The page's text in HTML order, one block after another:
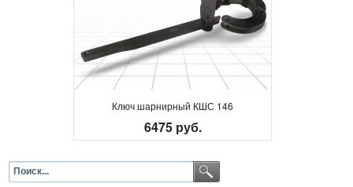
Ключ шарнирный КШС 146
6475 руб.